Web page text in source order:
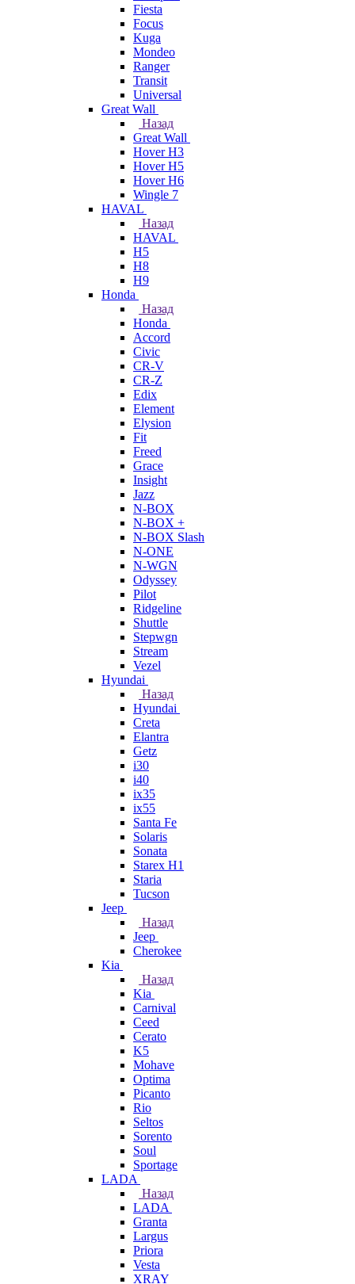
Fiesta
Focus
Kuga
Mondeo
Ranger
Transit
Universal
Great Wall
Назад
Great Wall
Hover H3
Hover H5
Hover H6
Wingle 7
HAVAL
Назад
HAVAL
H5
H8
H9
Honda
Назад
Honda
Accord
Civic
CR-V
CR-Z
Edix
Element
Elysion
Fit
Freed
Grace
Insight
Jazz
N-BOX
N-BOX +
N-BOX Slash
N-ONE
N-WGN
Odyssey
Pilot
Ridgeline
Shuttle
Stepwgn
Stream
Vezel
Hyundai
Назад
Hyundai
Creta
Elantra
Getz
i30
i40
ix35
ix55
Santa Fe
Solaris
Sonata
Starex H1
Staria
Tucson
Jeep
Назад
Jeep
Cherokee
Kia
Назад
Kia
Carnival
Ceed
Cerato
K5
Mohave
Optima
Picanto
Rio
Seltos
Sorento
Soul
Sportage
LADA
Назад
LADA
Granta
Largus
Priora
Vesta
XRAY